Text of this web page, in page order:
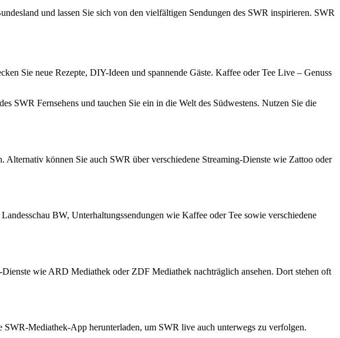
und lassen Sie sich von den vielfältigen Sendungen des SWR inspirieren. SWR
Sie neue Rezepte, DIY-Ideen und spannende Gäste. Kaffee oder Tee Live – Genuss
SWR Fernsehens und tauchen Sie ein in die Welt des Südwestens. Nutzen Sie die
können Sie auch SWR über verschiedene Streaming-Dienste wie Zattoo oder
BW, Unterhaltungssendungen wie Kaffee oder Tee sowie verschiedene
wie ARD Mediathek oder ZDF Mediathek nachträglich ansehen. Dort stehen oft
Mediathek-App herunterladen, um SWR live auch unterwegs zu verfolgen.